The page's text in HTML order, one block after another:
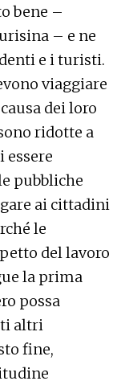
bene –
– e ne
e i turisti.
viaggiare
dei loro
ridotte a
essere
pubbliche
ai cittadini
le
del lavoro
la prima
possa
altri
fine,